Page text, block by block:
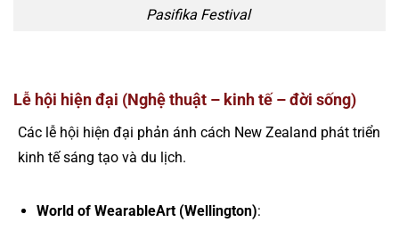
Pasifika Festival
Lễ hội hiện đại (Nghệ thuật – kinh tế – đời sống)
Các lễ hội hiện đại phản ánh cách New Zealand phát triển
kinh tế sáng tạo và du lịch.
World of WearableArt (Wellington):